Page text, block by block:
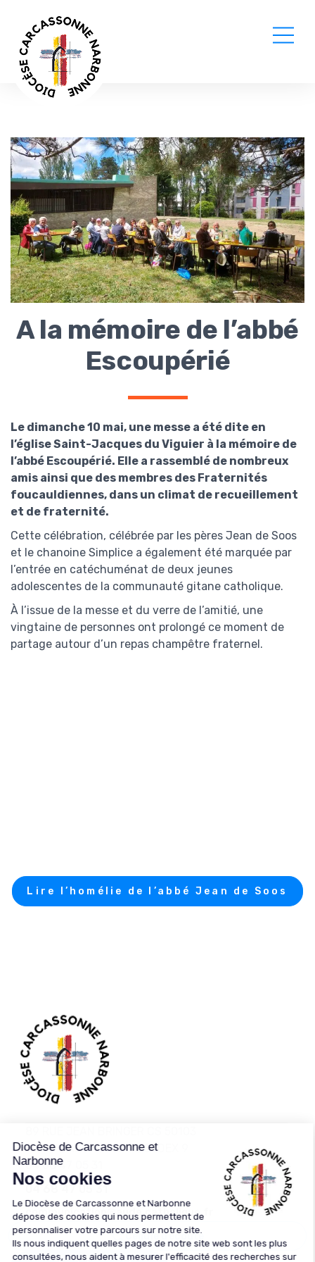
A la mémoire de l’abbé
Escoupérié
Le dimanche 10 mai, une messe a été dite en
l’église Saint-Jacques du Viguier à la mémoire de
l’abbé Escoupérié. Elle a rassemblé de nombreux
amis ainsi que des membres des Fraternités
foucauldiennes, dans un climat de recueillement
et de fraternité.
Cette célébration, célébrée par les pères Jean de Soos
et le chanoine Simplice a également été marquée par
l’entrée en catéchuménat de deux jeunes
adolescentes de la communauté gitane catholique.
À l’issue de la messe et du verre de l’amitié, une
vingtaine de personnes ont prolongé ce moment de
partage autour d’un repas champêtre fraternel.
Lire l’homélie de l’abbé Jean de Soos
11890 CARCASSONNE CEDEX 9
04 68 47 05 31
04 68 47 05 31
communication@aude.catholique.fr
Cellule d’écoute